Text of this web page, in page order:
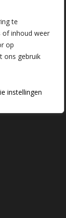
te
of inhoud weer
op
ons gebruik
instellingen